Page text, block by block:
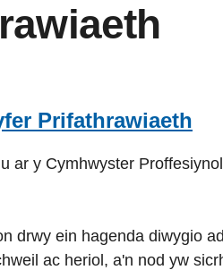
Prifathrawiaeth
ar y Cymhwyster Proffesiynol
drwy ein hagenda diwygio
ac heriol, a'n nod yw